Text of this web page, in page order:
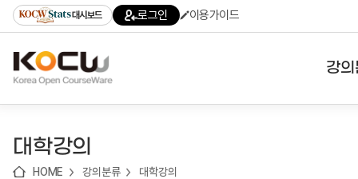
기
기
기
content)
가
대시보드 로그인 이용가이드
강
대학강의
HOME 강의분류 대학강의